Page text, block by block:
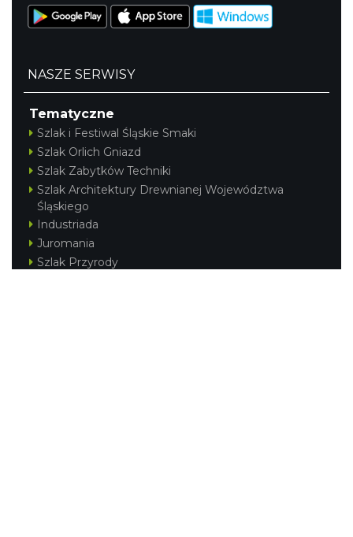
NASZE SERWISY
Tematyczne
Szlak i Festiwal Śląskie Smaki
Szlak Orlich Gniazd
Szlak Zabytków Techniki
Szlak Architektury Drewnianej Województwa
Śląskiego
Industriada
Juromania
Szlak Przyrody